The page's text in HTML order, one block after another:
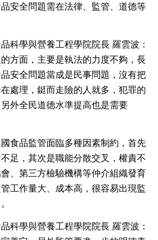
安全問題需在法律、監管、道德等
科學與營養工程學院院長 羅雲波：
的方面，主要是執法的力度不夠，長
安全問題當成是民事問題，沒有把
處理，鋌而走險的人就多，犯罪的
外全民道德水準提高也是需要
食品監管面臨多種因素制約，首先
足，其次是職能分散交叉，權責不
、第三方檢驗機構等仲介組織發育
工作量大、成本高，很容易出現監
科學與營養工程學院院長 羅雲波：